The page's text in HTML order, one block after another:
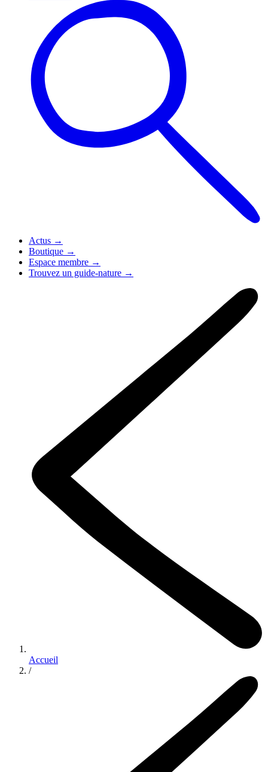
Actus →
Boutique →
Espace membre →
Trouvez un guide-nature →
Accueil
/